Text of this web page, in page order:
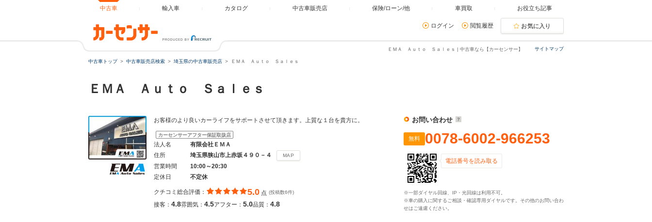
中古車 輸入車 カタログ 中古車販売店 保険/ローン/他 車買取 お役立ち記事
ログイン 閲覧履歴 お気に入り
サイトマップ
ＥＭＡ Ａｕｔｏ Ｓａｌｅｓ | 中古車なら【カーセンサー】
中古車トップ 中古車販売店検索 埼玉県の中古車販売店 ＥＭＡ Ａｕｔｏ Ｓａｌｅｓ
ＥＭＡ Ａｕｔｏ Ｓａｌｅｓ
お客様のより良いカーライフをサポートさせて頂きます。上質な１台を貴方に。
カーセンサーアフター保証取扱店
法人名
有限会社ＥＭＡ
住所
埼玉県狭山市上赤坂４９０－４ MAP
営業時間
10:00～20:30
定休日
不定休
クチコミ総合評価： 5.0 点 (投稿数6件)
接客： 4.8雰囲気： 4.5アフター： 5.0品質： 4.8
お問い合わせ
無料 0078-6002-966253
電話番号を読み取る
※一部ダイヤル回線、IP・光回線は利用不可。
※車の購入に関するご相談・確認専用ダイヤルです。その他のお問い合わ
せはご遠慮ください。